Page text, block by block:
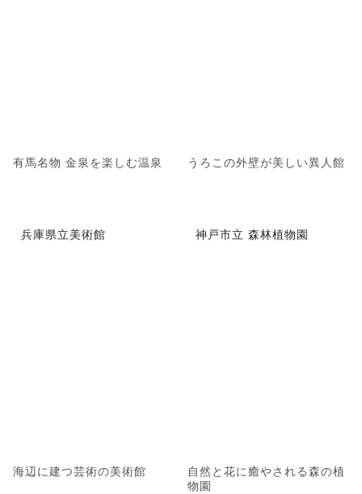
有馬名物 金泉を楽しむ温泉 うろこの外壁が美しい異人館
兵庫県立美術館
海辺に建つ芸術の美術館
神戸市立 森林植物園
自然と花に癒やされる森の植
物園